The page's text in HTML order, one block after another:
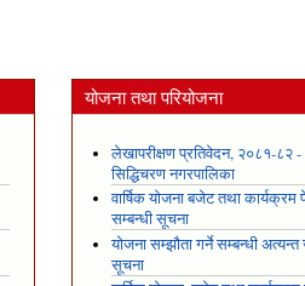
योजना तथा परियोजना
लेखापरीक्षण प्रतिवेदन, २०८१-८२ -
सिद्धिचरण नगरपालिका
वार्षिक योजना बजेट तथा कार्यक्रम
सम्बन्धी सूचना
योजना सम्झौता गर्ने सम्बन्धी
सूचना